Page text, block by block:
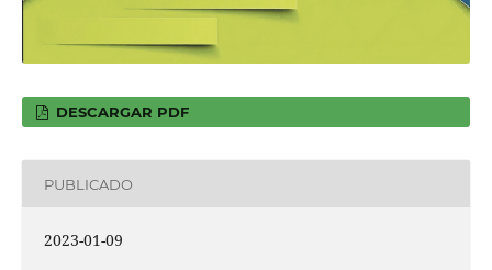
DESCARGAR PDF
PUBLICADO
2023-01-09